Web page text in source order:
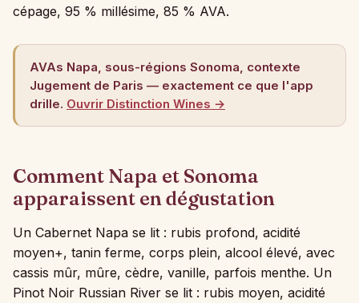
cépage, 95 % millésime, 85 % AVA.
AVAs Napa, sous-régions Sonoma, contexte
Jugement de Paris — exactement ce que l'app
drille. Ouvrir Distinction Wines →
Comment Napa et Sonoma
apparaissent en dégustation
Un Cabernet Napa se lit : rubis profond, acidité
moyen+, tanin ferme, corps plein, alcool élevé, avec
cassis mûr, mûre, cèdre, vanille, parfois menthe. Un
Pinot Noir Russian River se lit : rubis moyen, acidité